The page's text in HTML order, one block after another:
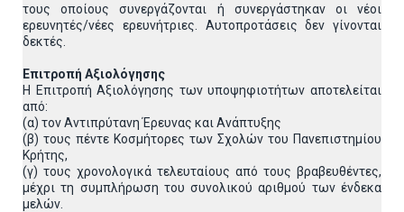
τους οποίους συνεργάζονται ή συνεργάστηκαν οι νέοι
ερευνητές/νέες ερευνήτριες. Αυτοπροτάσεις δεν γίνονται
δεκτές.
Επιτροπή Αξιολόγησης
Η Επιτροπή Αξιολόγησης των υποψηφιοτήτων αποτελείται
από:
(α) τον Αντιπρύτανη Έρευνας και Ανάπτυξης
(β) τους πέντε Κοσμήτορες των Σχολών του Πανεπιστημίου
Κρήτης,
(γ) τους χρονολογικά τελευταίους από τους βραβευθέντες,
μέχρι τη συμπλήρωση του συνολικού αριθμού των ένδεκα
μελών.